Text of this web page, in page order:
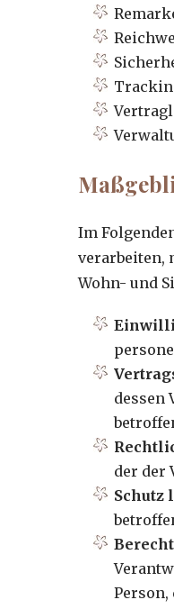
Im
verarbeiten,
Wohn- und
dessen
der der
Schutz
Person,